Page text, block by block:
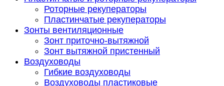
Роторные рекуператоры
Пластинчатые рекуператоры
Зонты вентиляционные
Зонт приточно-вытяжной
Зонт вытяжной пристенный
Воздуховоды
Гибкие воздуховоды
Воздуховоды пластиковые